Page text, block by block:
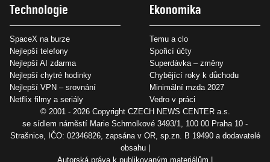
Technologie
SpaceX na burze
Nejlepší telefony
Nejlepší AI zdarma
Nejlepší chytré hodinky
Nejlepší VPN – srovnání
Netflix filmy a seriály
Ekonomika
Temu a clo
Spořicí účty
Superdávka – změny
Chybějící roky k důchodu
Minimální mzda 2027
Vedro v práci
© 2001 - 2026 Copyright CZECH NEWS CENTER a.s.
se sídlem náměstí Marie Schmolkové 3493/1, 100 00 Praha 10 -
Strašnice, IČO: 02346826, zapsána v OR, sp.zn. B 19490 a dodavatelé
obsahu
Autorská práva k publikovaným materiálům